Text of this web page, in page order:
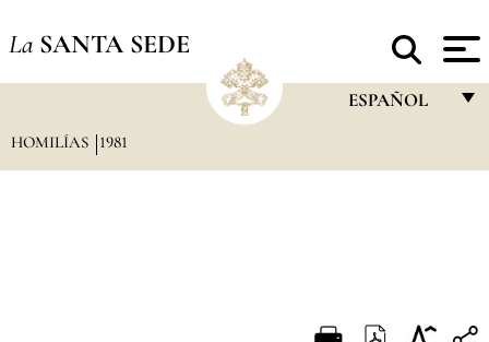
La SANTA SEDE
ESPAÑOL
HOMILÍAS 1981